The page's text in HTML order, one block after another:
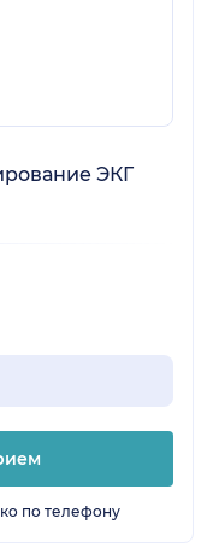
ЭКГ
по телефону